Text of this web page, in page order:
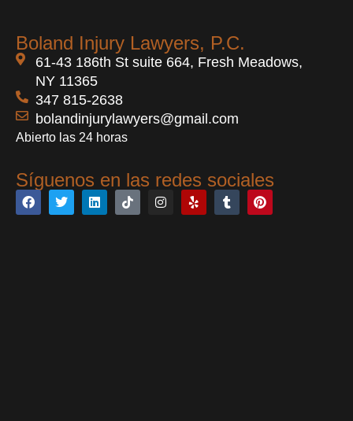
Boland Injury Lawyers, P.C.
61-43 186th St suite 664, Fresh Meadows,
NY 11365
347 815-2638
bolandinjurylawyers@gmail.com
Abierto las 24 horas
Síguenos en las redes sociales